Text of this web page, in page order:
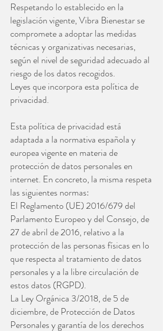
Respetando lo establecido en la
legislación vigente, Vibra Bienestar se
compromete a adoptar las medidas
técnicas y organizativas necesarias,
según el nivel de seguridad adecuado al
riesgo de los datos recogidos.
Leyes que incorpora esta política de
privacidad.
Esta política de privacidad está
adaptada a la normativa española y
europea vigente en materia de
protección de datos personales en
internet. En concreto, la misma respeta
las siguientes normas:
El Reglamento (UE) 2016/679 del
Parlamento Europeo y del Consejo, de
27 de abril de 2016, relativo a la
protección de las personas físicas en lo
que respecta al tratamiento de datos
personales y a la libre circulación de
estos datos (RGPD).
La Ley Orgánica 3/2018, de 5 de
diciembre, de Protección de Datos
Personales y garantía de los derechos